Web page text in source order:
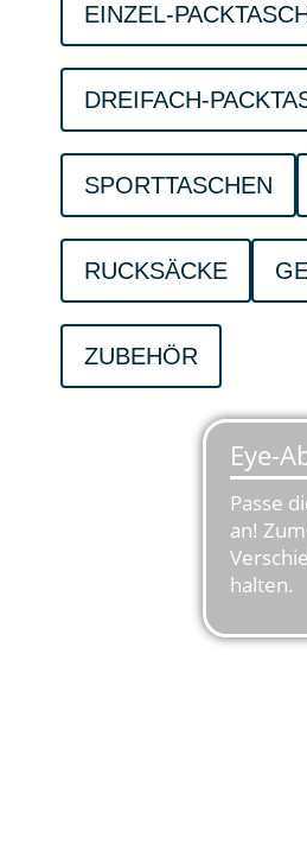
EINZEL-
DREIFACH-
SPORTTASCHEN
RUCKSÄCKE
ZUBEHÖR